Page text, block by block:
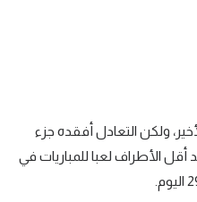
ولكن التعادل أفقده جزء
الأطراف لعبا للمباريات في